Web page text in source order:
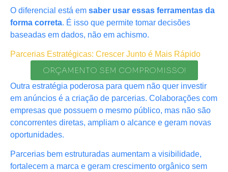
O diferencial está em saber usar essas ferramentas da
forma correta. É isso que permite tomar decisões
baseadas em dados, não em achismo.
Parcerias Estratégicas: Crescer Junto é Mais Rápido
ORÇAMENTO SEM COMPROMISSO!
Outra estratégia poderosa para quem não quer investir
em anúncios é a criação de parcerias. Colaborações com
empresas que possuem o mesmo público, mas não são
concorrentes diretas, ampliam o alcance e geram novas
oportunidades.
Parcerias bem estruturadas aumentam a visibilidade,
fortalecem a marca e geram crescimento orgânico sem